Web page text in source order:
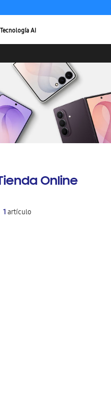
Tecnología AI
Online
1artículo